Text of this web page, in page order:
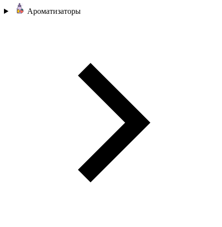
Ароматизаторы